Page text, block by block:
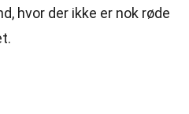
hvor der ikke er nok røde